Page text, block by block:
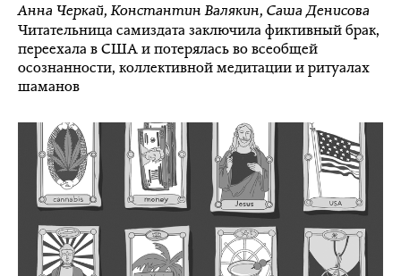
Анна Черкай,Константин Валякин, Саша Денисова
Читательница самиздата заключила фиктивный брак,
переехала в США и потерялась во всеобщей
осознанности, коллективной медитации и ритуалах
шаманов